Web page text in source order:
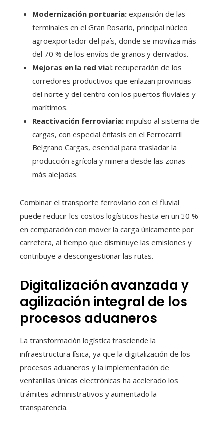
Modernización portuaria: expansión de las
terminales en el Gran Rosario, principal núcleo
agroexportador del país, donde se moviliza más
del 70 % de los envíos de granos y derivados.
Mejoras en la red vial: recuperación de los
corredores productivos que enlazan provincias
del norte y del centro con los puertos fluviales y
marítimos.
Reactivación ferroviaria: impulso al sistema de
cargas, con especial énfasis en el Ferrocarril
Belgrano Cargas, esencial para trasladar la
producción agrícola y minera desde las zonas
más alejadas.
Combinar el transporte ferroviario con el fluvial
puede reducir los costos logísticos hasta en un 30 %
en comparación con mover la carga únicamente por
carretera, al tiempo que disminuye las emisiones y
contribuye a descongestionar las rutas.
Digitalización avanzada y
agilización integral de los
procesos aduaneros
La transformación logística trasciende la
infraestructura física, ya que la digitalización de los
procesos aduaneros y la implementación de
ventanillas únicas electrónicas ha acelerado los
trámites administrativos y aumentado la
transparencia.